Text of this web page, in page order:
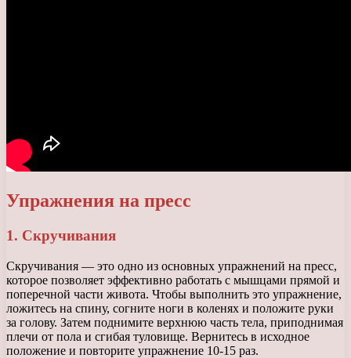
Упражнения на пресс
1. Скручивания
Скручивания — это одно из основных упражнений на пресс,
которое позволяет эффективно работать с мышцами прямой и
поперечной части живота. Чтобы выполнить это упражнение,
ложитесь на спину, согните ноги в коленях и положите руки
за голову. Затем поднимите верхнюю часть тела, приподнимая
плечи от пола и сгибая туловище. Вернитесь в исходное
положение и повторите упражнение 10-15 раз.